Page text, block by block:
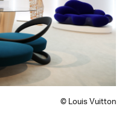
© Louis Vuitton